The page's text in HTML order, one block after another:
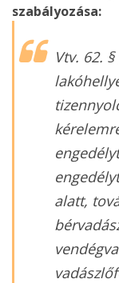
szabályozása:
Vtv. 62.
alatt,